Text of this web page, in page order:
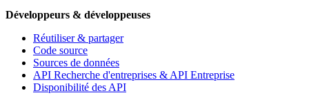
Développeurs & développeuses
Réutiliser & partager
Code source
Sources de données
API Recherche d'entreprises & API Entreprise
Disponibilité des API